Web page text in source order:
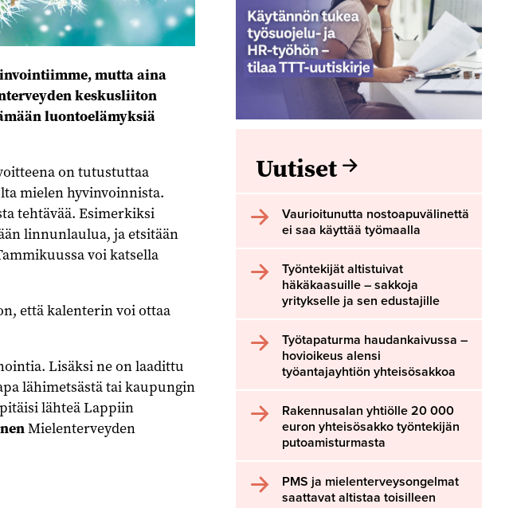
mutta aina
keskusliiton
luontoelämyksiä
on tutustuttaa
mielen hyvinvoinnista.
tehtävää. Esimerkiksi
linnunlaulua, ja etsitään
voi katsella
että kalenterin voi ottaa
Lisäksi ne on laadittu
lähimetsästä tai kaupungin
lähteä Lappiin
Mielenterveyden
Uutiset
Vaurioitunutta nostoapuvälinettä
ei saa käyttää työmaalla
Työntekijät altistuivat
häkäkaasuille – sakkoja
yritykselle ja sen edustajille
Työtapaturma haudankaivussa –
hovioikeus alensi
työantajayhtiön yhteisösakkoa
Rakennusalan yhtiölle 20 000
euron yhteisösakko työntekijän
putoamisturmasta
PMS ja mielenterveysongelmat
saattavat altistaa toisilleen